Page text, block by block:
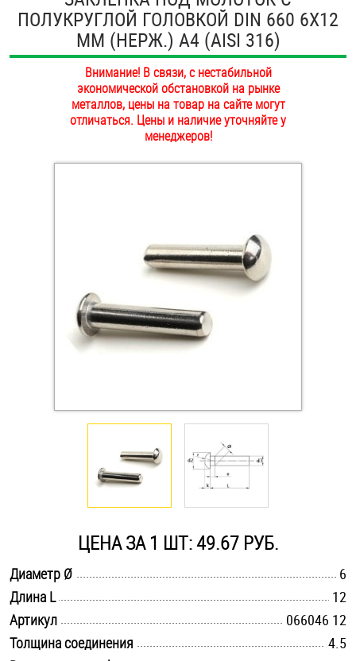
ОПЛАТА И ДОСТАВКА
НАШИ МАГАЗИНЫ
Болты и винты
Дюбели
Дюймовый крепёж
Крюки, кольца с метрической резьбой
Крюки, кольца с шурупной резьбой
Оснастка и аксессуары для яхт
Стопорные кольца
Такелаж
Хомуты
ПОЛУКРУГЛОЙ ГОЛОВКОЙ DIN 660 6Х12
ММ (НЕРЖ.) A4 (AISI 316)
Внимание! В связи, с нестабильной
экономической обстановкой на рынке
металлов, цены на товар на сайте могут
отличаться. Цены и наличие уточняйте у
менеджеров!
ЦЕНА ЗА 1 ШТ: 49.67 РУБ.
Диаметр Ø
6
Длина L
12
Артикул
066046 12
Толщина соединения
4.5